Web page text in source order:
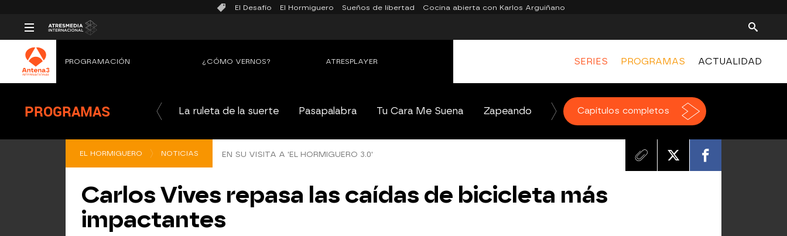
El Desafío El Hormiguero Sueños de libertad Cocina abierta con Karlos Arguiñano
SERIES PROGRAMAS ACTUALIDAD
PROGRAMACIÓN ¿CÓMO VERNOS? ATRESPLAYER
PROGRAMAS La ruleta de la suerte Pasapalabra Tu Cara Me Suena Zapeando La Voz Homo Zapping El Hormiguero
Capítulos completos
EL HORMIGUERO NOTICIAS EN SU VISITA A 'EL HORMIGUERO 3.0'
Carlos Vives repasa las caídas de bicicleta más
impactantes